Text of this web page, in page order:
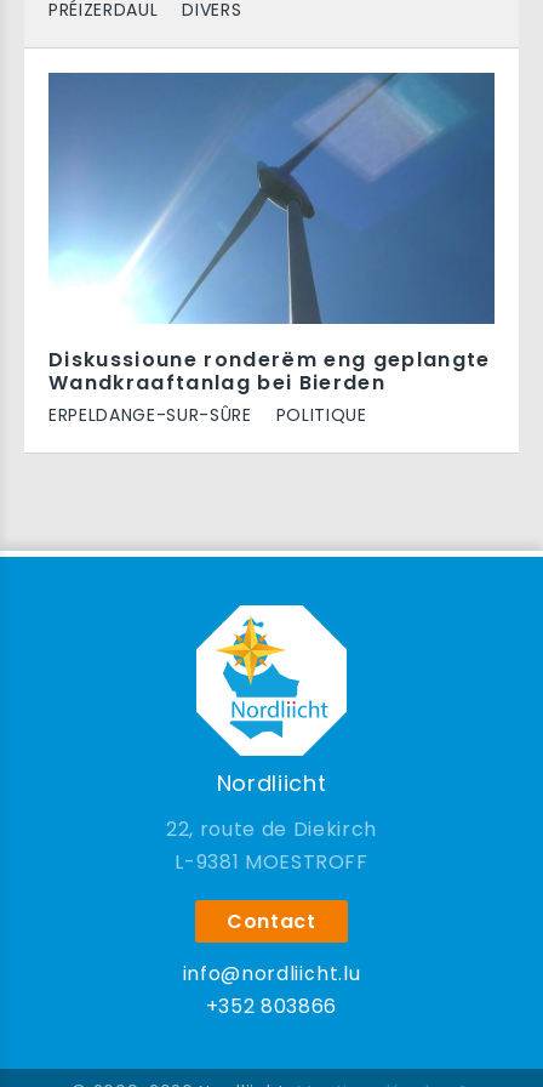
PRÉIZERDAUL DIVERS
Diskussioune ronderëm eng geplangte
Wandkraaftanlag bei Bierden
ERPELDANGE-SUR-SÛRE POLITIQUE
Nordliicht
22, route de Diekirch
9381 MOESTROFF
Contact
info@nordliicht.lu
+352 803866